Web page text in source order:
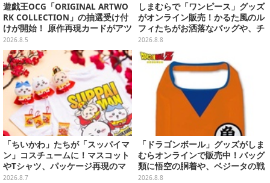
遊戯王OCG「ORIGINAL ARTWO
RK COLLECTION」の抽選受け付
けが開始！ 原作再現カードがアツ
いスペシャルパック
2026.8.5
しまむらで「ワンピース」グッズ
がオンライン販売！かるた風のル
フィたちがお洒落なバッグや、チ
ョッパーが可愛いサンダルも
2026.8.8
「ちいかわ」たちが「スッパイマ
ン」コスチュームに！マスコット
やTシャツ、パッケージ再現のマ
グネットなど全5アイテム
2026.8.7
「ドラゴンボール」グッズがしま
むらオンラインで販売中！バッグ
類に悟空の胴着や、ベジータの戦
闘服を大胆デザイン
2026.8.8